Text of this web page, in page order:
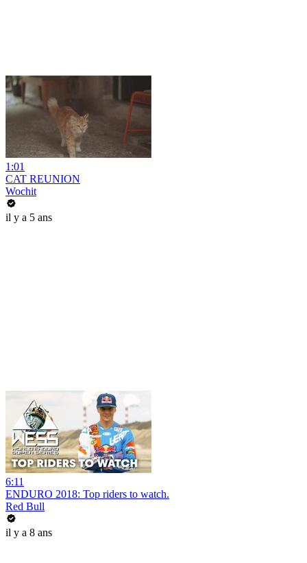
1:01
CAT REUNION
Wochit
il y a 5 ans
6:11
ENDURO 2018: Top riders to watch.
Red Bull
il y a 8 ans